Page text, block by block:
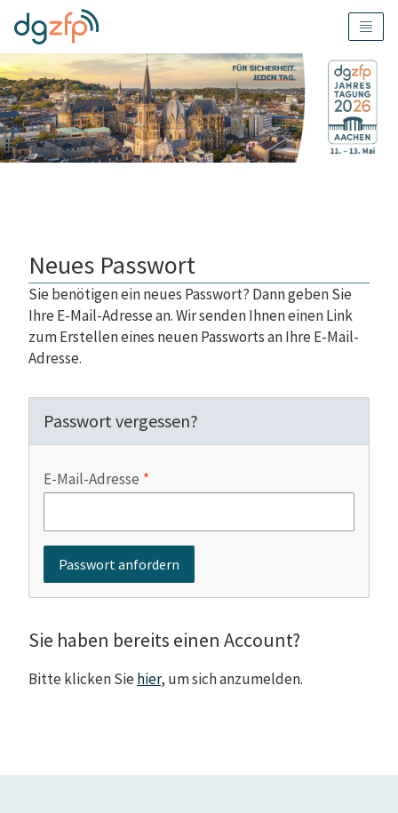
Neues Passwort
Sie benötigen ein neues Passwort? Dann geben Sie
Ihre E-Mail-Adresse an. Wir senden Ihnen einen Link
zum Erstellen eines neuen Passworts an Ihre E-Mail-
Adresse.
Passwort vergessen?
E-Mail-Adresse
Sie haben bereits einen Account?
Bitte klicken Siehier, um sich anzumelden.